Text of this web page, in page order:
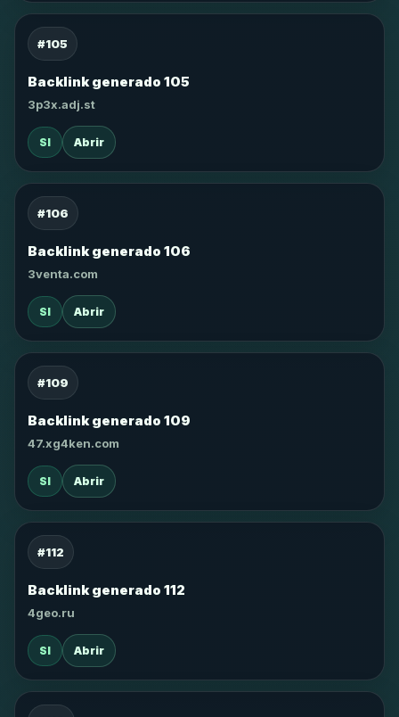
#105
Backlink generado 105
3p3x.adj.st
SI Abrir
#106
Backlink generado 106
3venta.com
SI Abrir
#109
Backlink generado 109
47.xg4ken.com
SI Abrir
#112
Backlink generado 112
4geo.ru
SI Abrir